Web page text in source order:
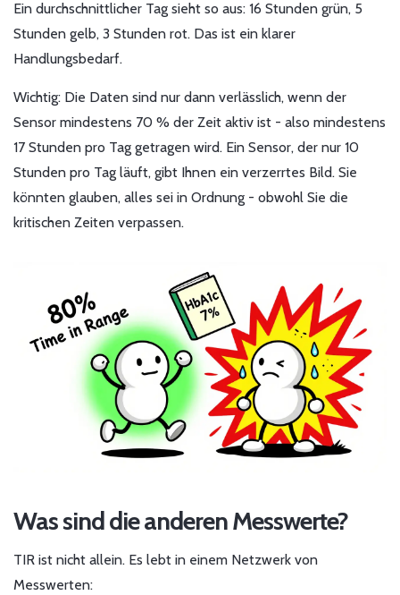
Ein durchschnittlicher Tag sieht so aus: 16 Stunden grün, 5
Stunden gelb, 3 Stunden rot. Das ist ein klarer
Handlungsbedarf.
Wichtig: Die Daten sind nur dann verlässlich, wenn der
Sensor mindestens 70 % der Zeit aktiv ist - also mindestens
17 Stunden pro Tag getragen wird. Ein Sensor, der nur 10
Stunden pro Tag läuft, gibt Ihnen ein verzerrtes Bild. Sie
könnten glauben, alles sei in Ordnung - obwohl Sie die
kritischen Zeiten verpassen.
Was sind die anderen Messwerte?
TIR ist nicht allein. Es lebt in einem Netzwerk von
Messwerten: